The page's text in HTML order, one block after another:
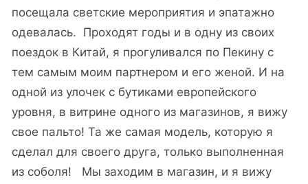
посещала светские мероприятия и эпатажно
одевалась. Проходят годы и в одну из своих
поездок в Китай, я прогуливался по Пекину с
тем самым моим партнером и его женой. И на
одной из улочек с бутиками европейского
уровня, в витрине одного из магазинов, я вижу
свое пальто! Та же самая модель, которую я
сделал для своего друга, только выполненная
из соболя! Мы заходим в магазин, и я вижу